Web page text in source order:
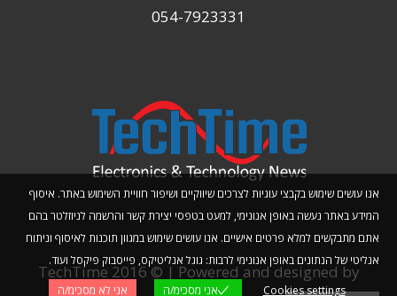
אנו עושים שימוש בקבצי עוגיות לצרכים שיווקיים ושיפור חוויית השימוש באתר. איסוף
המידע באתר נעשה באופן אנונימי, למעט בטפסי יצירת קשר והרשמה לניוזלטר בהם
אתם מתבקשים למלא פרטים אישיים. אנו עושים שימוש במגוון תוכנות לאיסוף וניתוח
אנליטי של הנתונים באופן אנונימי לרבות: גוגל אנליטיקס, פייסבוק פיקסל ועוד.
Cookies settings
אני מסכימ/ה אני לא מסכימ/ה
054-7923331
TechTime 2016 © | Powered and designed by